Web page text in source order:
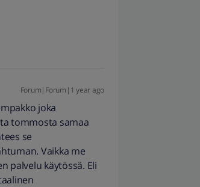
Forum|Forum|1 year ago
joka
tommosta samaa
se
Vaikka me
palvelu käytössä. Eli